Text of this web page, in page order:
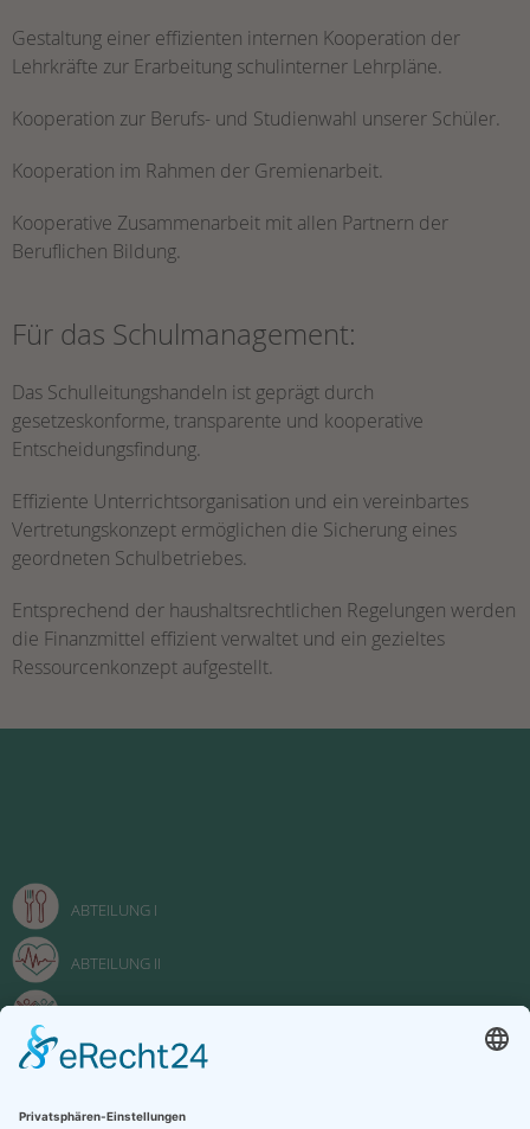
Gestaltung einer effizienten internen Kooperation der
Lehrkräfte zur Erarbeitung schulinterner Lehrpläne.
Kooperation zur Berufs- und Studienwahl unserer Schüler.
Kooperation im Rahmen der Gremienarbeit.
Kooperative Zusammenarbeit mit allen Partnern der
Beruflichen Bildung.
Für das Schulmanagement:
Das Schulleitungshandeln ist geprägt durch
gesetzeskonforme, transparente und kooperative
Entscheidungsfindung.
Effiziente Unterrichtsorganisation und ein vereinbartes
Vertretungskonzept ermöglichen die Sicherung eines
geordneten Schulbetriebes.
Entsprechend der haushaltsrechtlichen Regelungen werden
die Finanzmittel effizient verwaltet und ein gezieltes
Ressourcenkonzept aufgestellt.
ABTEILUNG I
ABTEILUNG II
FACHOBERSCHULE